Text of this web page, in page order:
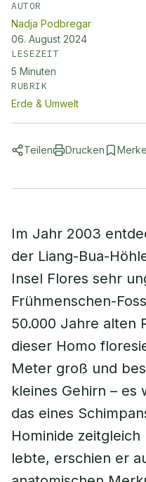
AUTOR
Nadja Podbregar
06. August 2024
LESEZEIT
5 Minuten
RUBRIK
Erde & Umwelt
Teilen Drucken
Im Jahr 2003
der Liang-Bua-
Insel Flores sehr
Frühmenschen-
50.000 Jahre alten
dieser Homo
Meter groß und
kleines Gehirn – es
das eines
Hominide
lebte, erschien er